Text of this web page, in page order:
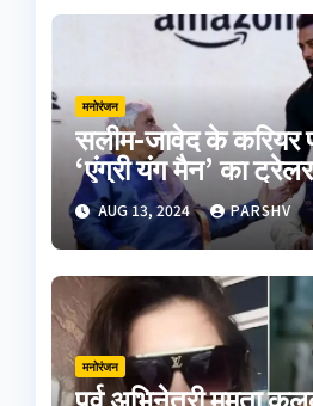
मनोरंजन
सलीम-जावेद के करियर
‘एंग्री यंग मैन’ का
AUG 13, 2024 PARSHV
मनोरंजन